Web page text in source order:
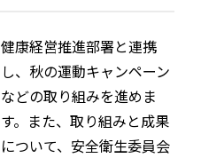
健康経営推進部署と連携
し、秋の運動キャンペーン
などの取り組みを進めま
す。また、取り組みと成果
について、安全衛生委員会